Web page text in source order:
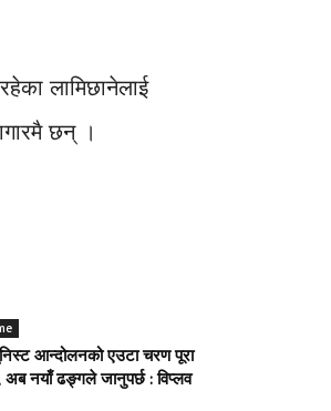
लामिछानेलाई
छन् ।
आन्दोलनको एउटा चरण पूरा
अब नयाँ ढङ्गले जानुपर्छ : विप्लव